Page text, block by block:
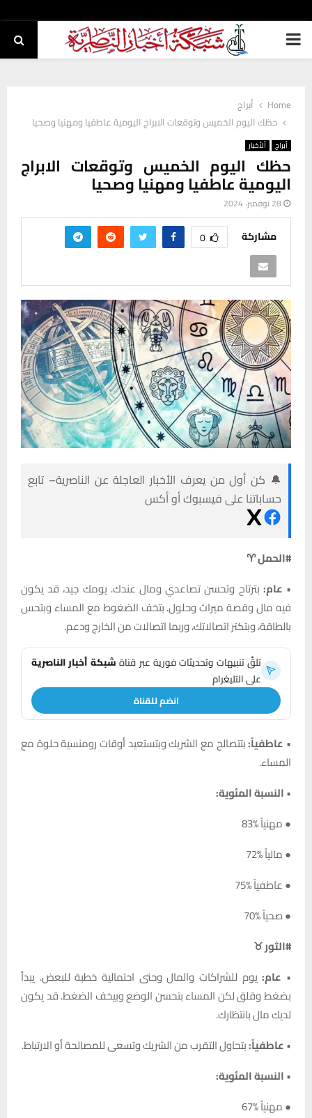
PRIMARY
Home
أبراج
حظك اليوم الخميس وتوقعات الابراج اليومية عاطفيا ومهنيا وصحيا
أبراج ألأخبار
حظك اليوم الخميس وتوقعات الابراج
اليومية عاطفيا ومهنيا وصحيا
28 نوفمبر، 2024
مشاركة 0
🔔 كن أول من يعرف الأخبار العاجلة عن الناصرية– تابع
حساباتنا على فيسبوك أو أكس
#الحمل ♈
• عام: بترتاح وتحسن تصاعدي ومال عندك. يومك جيد، قد يكون
فيه مال وقصة ميراث وحلول. بتخف الضغوط مع المساء وبتحس
بالطاقة، وبتكتر اتصالاتك، وربما اتصالات من الخارج ودعم.
تلقَّ تنبيهات وتحديثات فورية عبر قناةشبكة أخبار الناصرية
على التليغرام
انضم للقناة
• عاطفياً:بتتصالح مع الشريك وبتستعيد أوقات رومنسية حلوة مع
المساء.
•النسبة المئوية:
● مهنياً %83
● مالياً %72
● عاطفياً %75
● صحياً %70
#الثور ♉
• عام:يوم للشراكات والمال وحتى احتمالية خطبة للبعض. يبدأ
بضغط وقلق لكن المساء بتحسن الوضع وبيخف الضغط. قد يكون
لديك مال بانتظارك.
•عاطفياً:بتحاول التقرب من الشريك وتسعى للمصالحة أو الارتباط.
•النسبة المئوية:
● مهنياً %67